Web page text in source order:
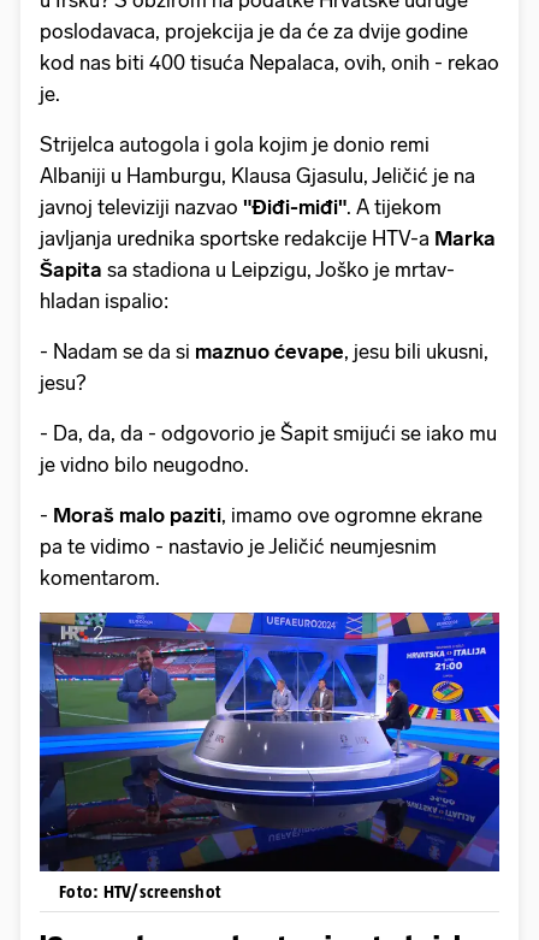
poslodavaca, projekcija je da će za dvije godine
kod nas biti 400 tisuća Nepalaca, ovih, onih - rekao
je.
Strijelca autogola i gola kojim je donio remi
Albaniji u Hamburgu, Klausa Gjasulu, Jeličić je na
javnoj televiziji nazvao "Điđi-miđi". A tijekom
javljanja urednika sportske redakcije HTV-a Marka
Šapita sa stadiona u Leipzigu, Joško je mrtav-
hladan ispalio:
- Nadam se da si maznuo ćevape, jesu bili ukusni,
jesu?
- Da, da, da - odgovorio je Šapit smijući se iako mu
je vidno bilo neugodno.
- Moraš malo paziti, imamo ove ogromne ekrane
pa te vidimo - nastavio je Jeličić neumjesnim
komentarom.
Foto: HTV/screenshot